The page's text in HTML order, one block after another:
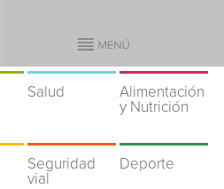
Salud
Alimentación
y Nutrición
Seguridad
vial
Deporte